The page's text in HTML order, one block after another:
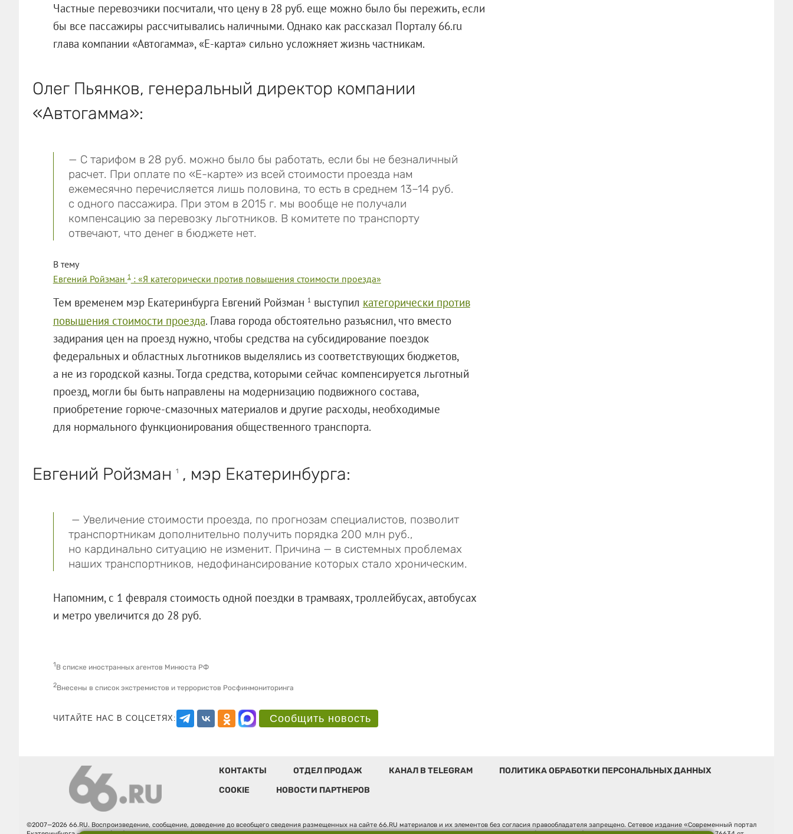
Частные перевозчики посчитали, что цену в 28 руб. еще можно было бы пережить, если
бы все пассажиры рассчитывались наличными. Однако как рассказал Порталу 66.ru
глава компании «Автогамма», «Е-карта» сильно усложняет жизнь частникам.
Олег Пьянков, генеральный директор компании
«Автогамма»:
— С тарифом в 28 руб. можно было бы работать, если бы не безналичный
расчет. При оплате по «Е-карте» из всей стоимости проезда нам
ежемесячно перечисляется лишь половина, то есть в среднем 13–14 руб.
с одного пассажира. При этом в 2015 г. мы вообще не получали
компенсацию за перевозку льготников. В комитете по транспорту
отвечают, что денег в бюджете нет.
В тему
Евгений Ройзман1: «Я категорически против повышения стоимости проезда»
Тем временем мэр Екатеринбурга Евгений Ройзман 1 выступил категорически против
повышения стоимости проезда. Глава города обстоятельно разъяснил, что вместо
задирания цен на проезд нужно, чтобы средства на субсидирование поездок
федеральных и областных льготников выделялись из соответствующих бюджетов,
а не из городской казны. Тогда средства, которыми сейчас компенсируется льготный
проезд, могли бы быть направлены на модернизацию подвижного состава,
приобретение горюче-смазочных материалов и другие расходы, необходимые
для нормального функционирования общественного транспорта.
Евгений Ройзман 1, мэр Екатеринбурга:
— Увеличение стоимости проезда, по прогнозам специалистов, позволит
транспортникам дополнительно получить порядка 200 млн руб.,
но кардинально ситуацию не изменит. Причина — в системных проблемах
наших транспортников, недофинансирование которых стало хроническим.
Напомним, с 1 февраля стоимость одной поездки в трамваях, троллейбусах, автобусах
и метро увеличится до 28 руб.
1В списке иностранных агентов Минюста РФ
2Внесены в список экстремистов и террористов Росфинмониторинга
ЧИТАЙТЕ НАС В СОЦСЕТЯХ: Сообщить новость
КОНТАКТЫ ОТДЕЛ ПРОДАЖ КАНАЛ В TELEGRAM
ПОЛИТИКА ОБРАБОТКИ ПЕРСОНАЛЬНЫХ ДАННЫХ
COOKIE
НОВОСТИ ПАРТНЕРОВ
©2007—2026 66.RU. Воспроизведение, сообщение, доведение до всеобщего сведения размещенных на сайте 66.RU материалов и их элементов без согласия правообладателя запрещено. Сетевое издание «Современный портал